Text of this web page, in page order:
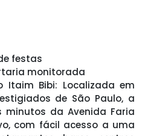
festas
monitorada
Itaim Bibi: Localizada em
de São Paulo, a
da Avenida Faria
com fácil acesso a uma